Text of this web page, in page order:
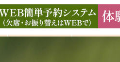
ギャラリー アクセス